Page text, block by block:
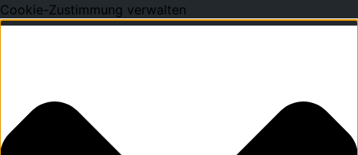
Cookie-Zustimmung verwalten